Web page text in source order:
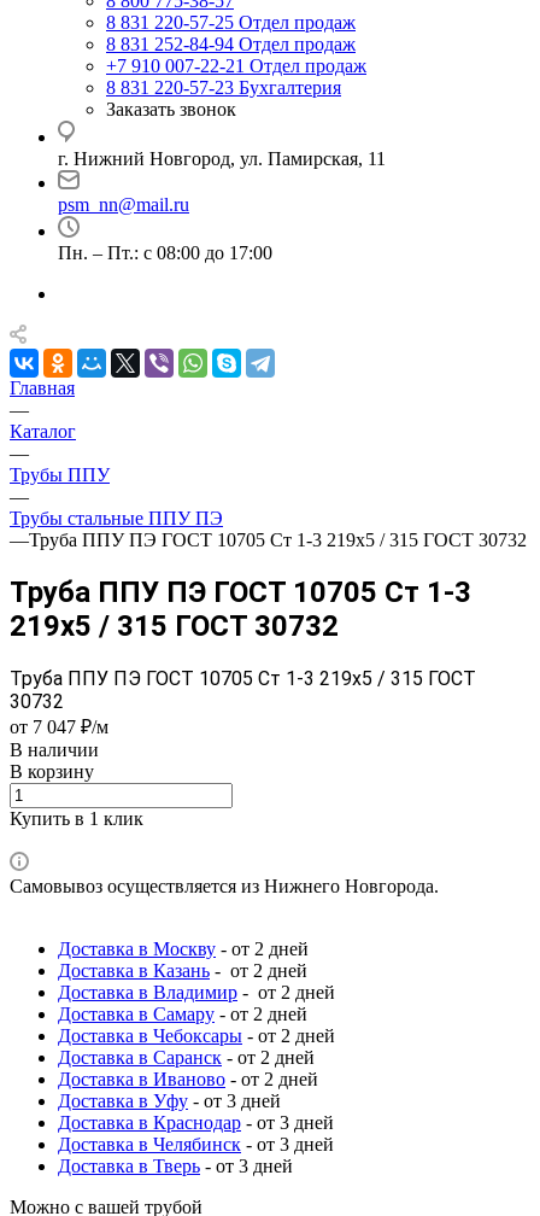
8 831 220-57-25 Отдел продаж
8 831 252-84-94 Отдел продаж
+7 910 007-22-21 Отдел продаж
8 831 220-57-23 Бухгалтерия
Заказать звонок
г. Нижний Новгород, ул. Памирская, 11
psm_nn@mail.ru
Пн. – Пт.: с 08:00 до 17:00
Главная
—
Каталог
—
Трубы ППУ
—
Трубы стальные ППУ ПЭ
—Труба ППУ ПЭ ГОСТ 10705 Ст 1-3 219x5 / 315 ГОСТ 30732
Труба ППУ ПЭ ГОСТ 10705 Ст 1-3
219x5 / 315 ГОСТ 30732
Труба ППУ ПЭ ГОСТ 10705 Ст 1-3 219x5 / 315 ГОСТ
30732
от 7 047 ₽/м
В наличии
В корзину
Купить в 1 клик
Самовывоз осуществляется из Нижнего Новгорода.
Доставка в Москву - от 2 дней
Доставка в Казань - от 2 дней
Доставка в Владимир - от 2 дней
Доставка в Самару - от 2 дней
Доставка в Чебоксары - от 2 дней
Доставка в Саранск - от 2 дней
Доставка в Иваново - от 2 дней
Доставка в Уфу - от 3 дней
Доставка в Краснодар - от 3 дней
Доставка в Челябинск - от 3 дней
Доставка в Тверь - от 3 дней
Можно с вашей трубой